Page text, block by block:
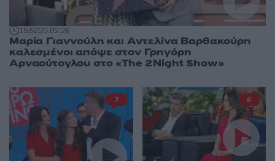
15:5220.02.26
Μαρία Γιαννούλη και Αντελίνα Βαρθακούρη
καλεσμένοι απόψε στον Γρηγόρη
Αρναούτογλου στο «The 2Night Show»
7 6